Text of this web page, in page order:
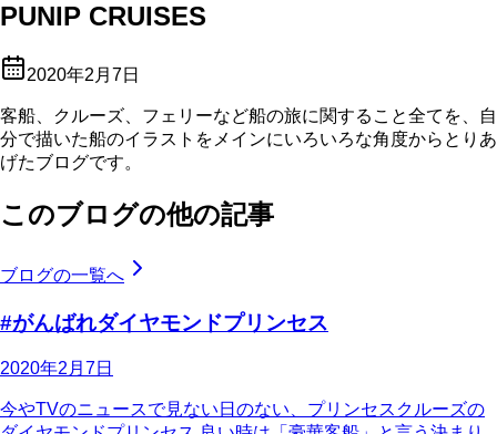
PUNIP CRUISES
2020年2月7日
客船、クルーズ、フェリーなど船の旅に関すること全てを、自
分で描いた船のイラストをメインにいろいろな角度からとりあ
げたブログです。
このブログの他の記事
ブログの一覧へ
#がんばれダイヤモンドプリンセス
2020年2月7日
今やTVのニュースで見ない日のない、プリンセスクルーズの